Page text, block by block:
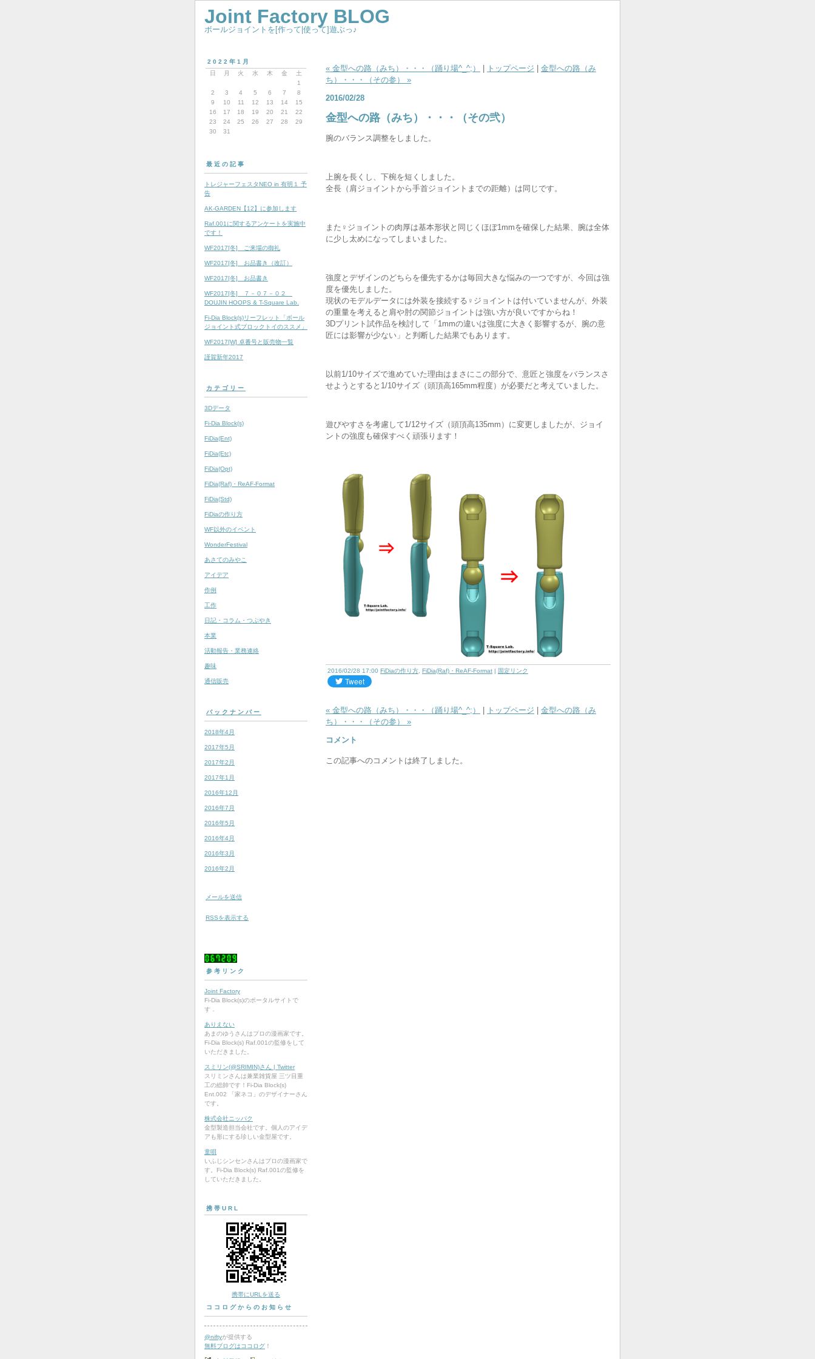
Joint Factory BLOG
ボールジョイントを[作って|使って]遊ぶっ♪
2022年1月
日
月 火 水 木 金
土
1
2
3 4 5 6 7
8
9
10 11 12 13 14
15
16
17 18 19 20 21
22
23
24 25 26 27 28
29
30
31
最近の記事
トレジャーフェスタNEO in 有明１ 予
告
AK-GARDEN【12】に参加します
Raf.001に関するアンケートを実施中
です！
WF2017[冬] ご来場の御礼
WF2017[冬] お品書き（改訂）
WF2017[冬] お品書き
WF2017[冬] ７－０７－０２
DOUJIN HOOPS & T-Square Lab.
Fi-Dia Block(s)リーフレット「ボール
ジョイント式ブロックトイのススメ」
WF2017[W] 卓番号と販売物一覧
謹賀新年2017
カテゴリー
3Dデータ
Fi-Dia Block(s)
FiDia(Ent)
FiDia(Etc)
FiDia(Opt)
FiDia(Raf)・ReAF-Format
FiDia(Std)
FiDiaの作り方
WF以外のイベント
WonderFestival
あさてのみやこ
アイデア
作例
工作
日記・コラム・つぶやき
本業
活動報告・業務連絡
趣味
通信販売
バックナンバー
2018年4月
2017年5月
2017年2月
2017年1月
2016年12月
2016年7月
2016年5月
2016年4月
2016年3月
2016年2月
メールを送信
RSSを表示する
0 6 7 2 0
参考リンク
Joint Factory
Fi-Dia Block(s)のポータルサイトで
す．
ありえない
あまのゆうさんはプロの漫画家です。
Fi-Dia Block(s) Raf.001の監修をして
いただきました。
スミリン(@SRIMIN)さん | Twitter
スリミンさんは兼業雑貨屋 三ツ目重
工の総帥です！Fi-Dia Block(s)
Ent.002 「家ネコ」のデザイナーさん
です。
株式会社ニッパク
金型製造担当会社です。個人のアイデ
アも形にする珍しい金型屋です。
童唄
いふじシンセンさんはプロの漫画家で
す。Fi-Dia Block(s) Raf.001の監修を
していただきました。
携帯URL
携帯にURLを送る
ココログからのお知らせ
@niftyが提供する
無料ブログはココログ ！
« 金型への路（みち）・・・（踊り場^_^;） トップページ
金型への路（み
ち）・・・（その参） »
2016/02/28
金型への路（みち）・・・（その弐）
腕のバランス調整をしました。
上腕を長くし、下椀を短くしました。
全長（肩ジョイントから手首ジョイントまでの距離）は同じです。
また♀ジョイントの肉厚は基本形状と同じくほぼ1mmを確保した結果、腕は全体
に少し太めになってしまいました。
強度とデザインのどちらを優先するかは毎回大きな悩みの一つですが、今回は強
度を優先しました。
現状のモデルデータには外装を接続する♀ジョイントは付いていませんが、外装
の重量を考えると肩や肘の関節ジョイントは強い方が良いですからね！
3Dプリント試作品を検討して「1mmの違いは強度に大きく影響するが、腕の意
匠には影響が少ない」と判断した結果でもあります。
以前1/10サイズで進めていた理由はまさにこの部分で、意匠と強度をバランスさ
せようとすると1/10サイズ（頭頂高165mm程度）が必要だと考えていました。
遊びやすさを考慮して1/12サイズ（頭頂高135mm）に変更しましたが、ジョイ
ントの強度も確保すべく頑張ります！
2016/02/28 17:00 FiDiaの作り方 FiDia(Raf)・ReAF-Format | 固定リンク
« 金型への路（みち）・・・（踊り場^_^;） トップページ
金型への路（み
ち）・・・（その参） »
コメント
この記事へのコメントは終了しました。